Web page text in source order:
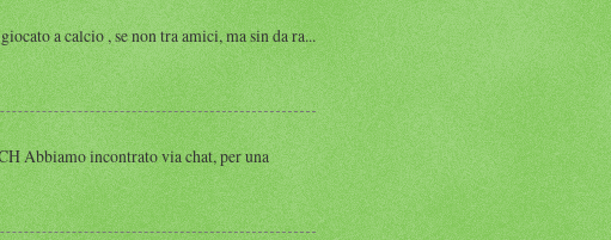
a calcio , se non tra amici, ma sin da ra...
Abbiamo incontrato via chat, per una